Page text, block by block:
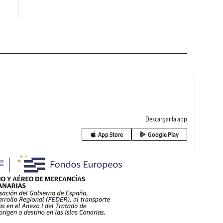
Descargar la app
App Store Google Play